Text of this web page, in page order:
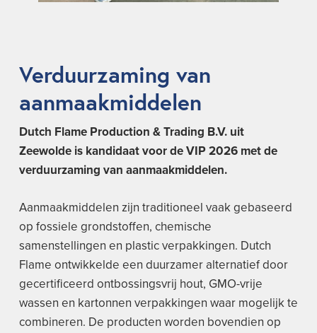
Verduurzaming van
aanmaakmiddelen
Dutch Flame Production & Trading B.V. uit
Zeewolde is kandidaat voor de VIP 2026 met de
verduurzaming van aanmaakmiddelen.
Aanmaakmiddelen zijn traditioneel vaak gebaseerd
op fossiele grondstoffen, chemische
samenstellingen en plastic verpakkingen. Dutch
Flame ontwikkelde een duurzamer alternatief door
gecertificeerd ontbossingsvrij hout, GMO-vrije
wassen en kartonnen verpakkingen waar mogelijk te
combineren. De producten worden bovendien op